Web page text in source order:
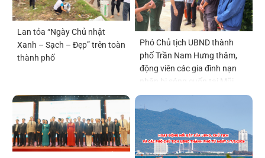
Lan tỏa “Ngày Chủ nhật
Xanh – Sạch – Đẹp” trên toàn
thành phố
Phó Chủ tịch UBND thành
phố Trần Nam Hưng thăm,
động viên các gia đình nạn
nhân bị sóng cuốn tại Mũi
Nghê